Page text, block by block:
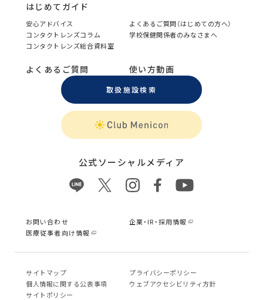
はじめてガイド
安心アドバイス
よくあるご質問（はじめての方へ）
コンタクトレンズコラム
学校保健関係者のみなさまへ
コンタクトレンズ総合資料室
よくあるご質問 使い方動画
取扱施設検索
公式ソーシャルメディア
お問い合わせ
企業・IR・採用情報
医療従事者向け情報
サイトマップ
プライバシーポリシー
個⼈情報に関する公表事項
ウェブアクセシビリティ方針
サイトポリシー